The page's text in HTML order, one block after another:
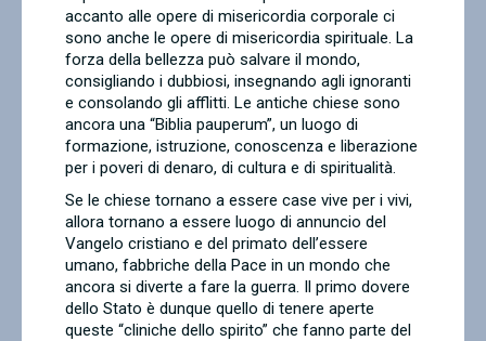
accanto alle opere di misericordia corporale ci
sono anche le opere di misericordia spirituale. La
forza della bellezza può salvare il mondo,
consigliando i dubbiosi, insegnando agli ignoranti
e consolando gli afflitti. Le antiche chiese sono
ancora una “Biblia pauperum”, un luogo di
formazione, istruzione, conoscenza e liberazione
per i poveri di denaro, di cultura e di spiritualità.
Se le chiese tornano a essere case vive per i vivi,
allora tornano a essere luogo di annuncio del
Vangelo cristiano e del primato dell’essere
umano, fabbriche della Pace in un mondo che
ancora si diverte a fare la guerra. Il primo dovere
dello Stato è dunque quello di tenere aperte
queste “cliniche dello spirito” che fanno parte del